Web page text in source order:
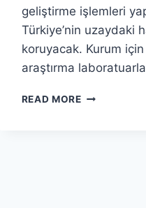
geliştirme işlemleri
Türkiye’nin uzaydaki
koruyacak. Kurum
araştırma
READ MORETÜRKIYE